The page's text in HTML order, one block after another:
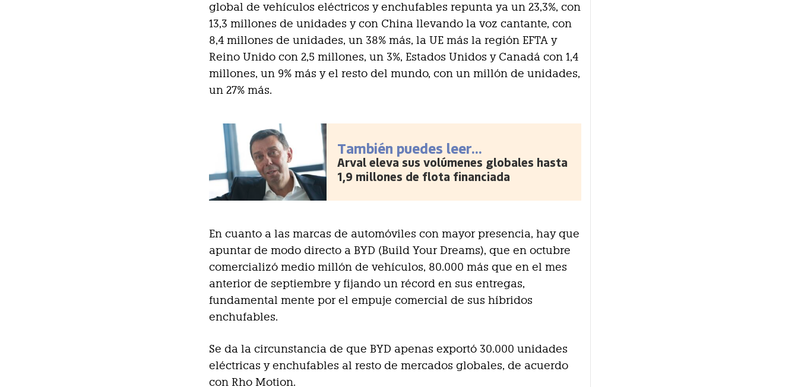
global de vehículos eléctricos y enchufables repunta ya un 23,3%, con
13,3 millones de unidades y con China llevando la voz cantante, con
8,4 millones de unidades, un 38% más, la UE más la región EFTA y
Reino Unido con 2,5 millones, un 3%, Estados Unidos y Canadá con 1,4
millones, un 9% más y el resto del mundo, con un millón de unidades,
un 27% más.
También puedes leer...
Arval eleva sus volúmenes globales hasta
1,9 millones de flota financiada
En cuanto a las marcas de automóviles con mayor presencia, hay que
apuntar de modo directo a BYD (Build Your Dreams), que en octubre
comercializó medio millón de vehículos, 80.000 más que en el mes
anterior de septiembre y fijando un récord en sus entregas,
fundamental mente por el empuje comercial de sus híbridos
enchufables.
Se da la circunstancia de que BYD apenas exportó 30.000 unidades
eléctricas y enchufables al resto de mercados globales, de acuerdo
con Rho Motion.